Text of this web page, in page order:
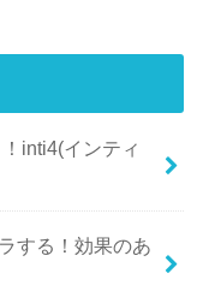
inti4(インティ
する！効果のあ